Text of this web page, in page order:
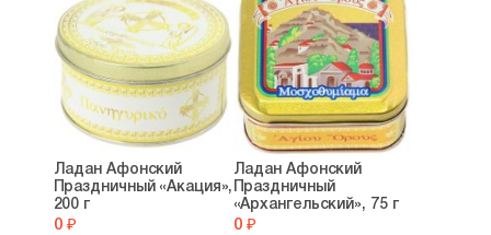
Ладан Афонский
Праздничный «Акация»,
200 г
0 ₽
Ладан Афонский
Праздничный
«Архангельский», 75 г
0 ₽